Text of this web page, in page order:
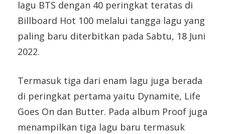
lagu BTS dengan 40 peringkat teratas di
Billboard Hot 100 melalui tangga lagu yang
paling baru diterbitkan pada Sabtu, 18 Juni
2022.
Termasuk tiga dari enam lagu juga berada
di peringkat pertama yaitu Dynamite, Life
Goes On dan Butter. Pada album Proof juga
menampilkan tiga lagu baru termasuk